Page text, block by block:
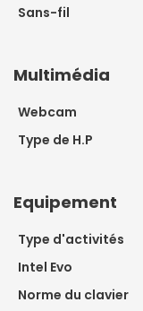
Sans-fil
Multimédia
Webcam
Type de H.P
Equipement
Type d'activités
Intel Evo
Norme du clavier